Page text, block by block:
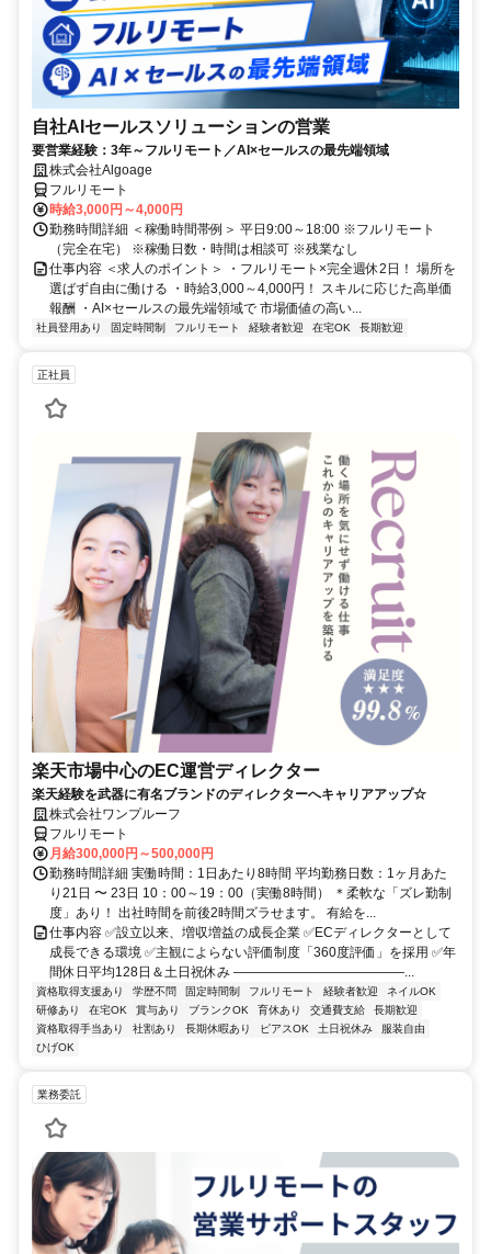
自社AIセールスソリューションの営業
要営業経験：3年～フルリモート／AI×セールスの最先端領域
株式会社Algoage
フルリモート
時給3,000円～4,000円
勤務時間詳細 ＜稼働時間帯例＞ 平日9:00～18:00 ※フルリモート
（完全在宅） ※稼働日数・時間は相談可 ※残業なし
仕事内容 ＜求人のポイント＞ ・フルリモート×完全週休2日！ 場所を
選ばず自由に働ける ・時給3,000～4,000円！ スキルに応じた高単価
報酬 ・AI×セールスの最先端領域で 市場価値の高い...
社員登用あり 固定時間制 フルリモート 経験者歓迎 在宅OK 長期歓迎
正社員
楽天市場中心のEC運営ディレクター
楽天経験を武器に有名ブランドのディレクターへキャリアアップ☆
株式会社ワンプルーフ
フルリモート
月給300,000円～500,000円
勤務時間詳細 実働時間：1日あたり8時間 平均勤務日数：1ヶ月あた
り21日 〜 23日 10：00～19：00（実働8時間） ＊柔軟な「ズレ勤制
度」あり！ 出社時間を前後2時間ズラせます。 有給を...
仕事内容 ✅設立以来、増収増益の成長企業 ✅ECディレクターとして
成長できる環境 ✅主観によらない評価制度「360度評価」を採用 ✅年
間休日平均128日＆土日祝休み ―――――――――――――...
資格取得支援あり 学歴不問 固定時間制 フルリモート 経験者歓迎
ネイルOK
研修あり
在宅OK 賞与あり ブランクOK 育休あり 交通費支給
長期歓迎
資格取得手当あり
社割あり 長期休暇あり ピアスOK 土日祝休み
服装自由
ひげOK
業務委託